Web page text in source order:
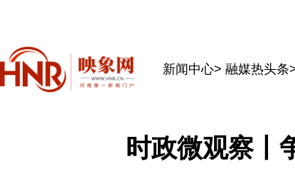
新闻中心> 融媒热头条
时政微观察丨